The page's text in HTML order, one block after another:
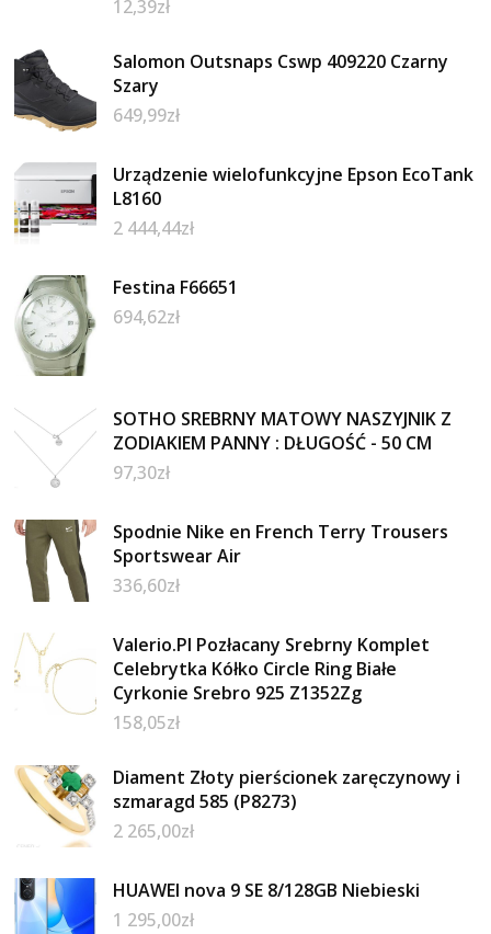
12,39zł
Salomon Outsnaps Cswp 409220 Czarny
Szary
649,99zł
Urządzenie wielofunkcyjne Epson EcoTank
L8160
2 444,44zł
Festina F66651
694,62zł
SOTHO SREBRNY MATOWY NASZYJNIK Z
ZODIAKIEM PANNY : DŁUGOŚĆ - 50 CM
97,30zł
Spodnie Nike en French Terry Trousers
Sportswear Air
336,60zł
Valerio.Pl Pozłacany Srebrny Komplet
Celebrytka Kółko Circle Ring Białe
Cyrkonie Srebro 925 Z1352Zg
158,05zł
Diament Złoty pierścionek zaręczynowy i
szmaragd 585 (P8273)
2 265,00zł
HUAWEI nova 9 SE 8/128GB Niebieski
1 295,00zł